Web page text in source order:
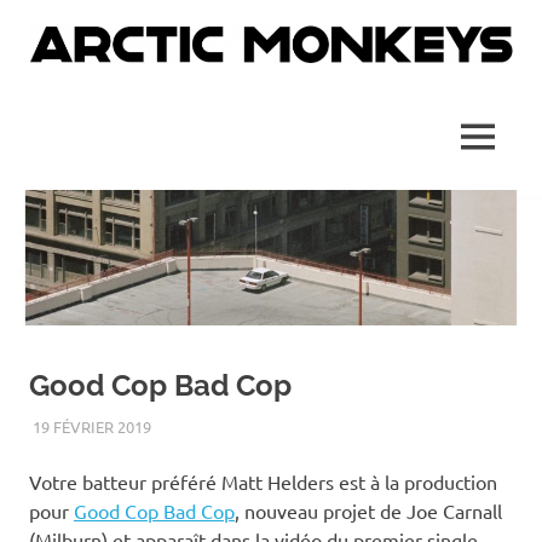
France
MENU
Good Cop Bad Cop
19 FÉVRIER 2019ADMIN
UNCATEGORIZED
Votre batteur préféré Matt Helders est à la production
pour Good Cop Bad Cop, nouveau projet de Joe Carnall